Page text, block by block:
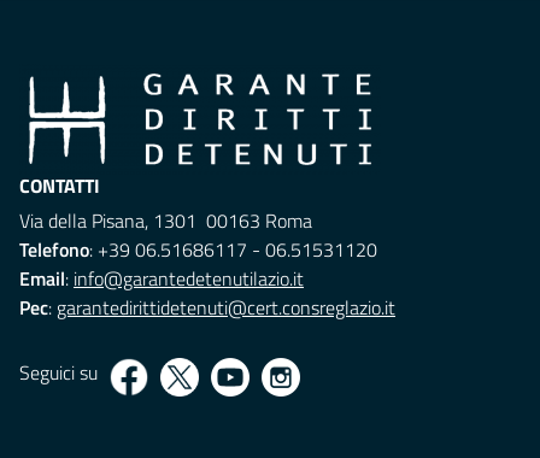
CONTATTI
Via della Pisana, 1301 00163 Roma
Telefono: +39 06.51686117 - 06.51531120
Email: info@garantedetenutilazio.it
Pec: garantedirittidetenuti@cert.consreglazio.it
Seguici su